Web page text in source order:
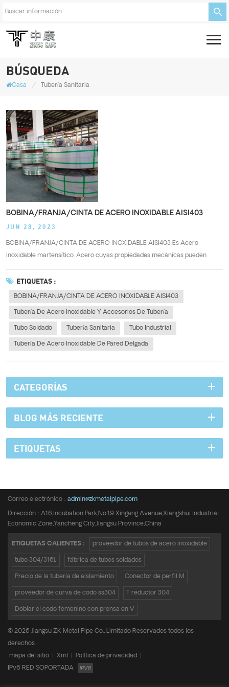
BÚSQUEDA
Casa / Tubería Sanitaria
BOBINA/FRANJA/CINTA DE ACERO INOXIDABLE AISI403
JUN 28, 2023
BOBINA/FRANJA/CINTA DE ACERO INOXIDABLE AISI403 Es Acero
inoxidable martensítico. Acero cuyas propiedades mecánicas pueden
ajustarse mediante tratamiento térmico. Tiene diferente resistencia y
tenacidad a diferentes temperaturas de templado.AISI 403 es una
designación específica para un tipo de acer...
ETIQUETAS :
BOBINA/FRANJA/CINTA DE ACERO INOXIDABLE AISI403
Tubería De Acero Inoxidable Y Accesorios De Tubería
Tubo Soldado Tubería Sanitaria Tubo Industrial
Tubería De Acero Inoxidable De Pared Delgada
CATEGORÍAS
BLOG MÁS RECIENTE
ETIQUETAS
Correo electrónico : admin@zkmetalpipe.com
Dirección : A16,Incubation Park,No.19 Xingang Avenue,Xiangshui Industrial
Economic Zone,Yancheng City,Jiangsu Province,China
ETIQUETAS CALIENTES : proveedor de tubos de acero inoxidable
tubo 304/316L fábrica de tubos soldados
Precio de la tubería de aislamiento Conector de perfil M
proveedor de curva de codo ss304 T reductor 304
Doblar el codo femenino con prensa en V
© 2026 Jiangsu ZK Metal Pipe Co., Limitado Reservados todos los
derechos .
mapa del sitio
Xml Política de privacidad
IPv6 RED SOPORTADA